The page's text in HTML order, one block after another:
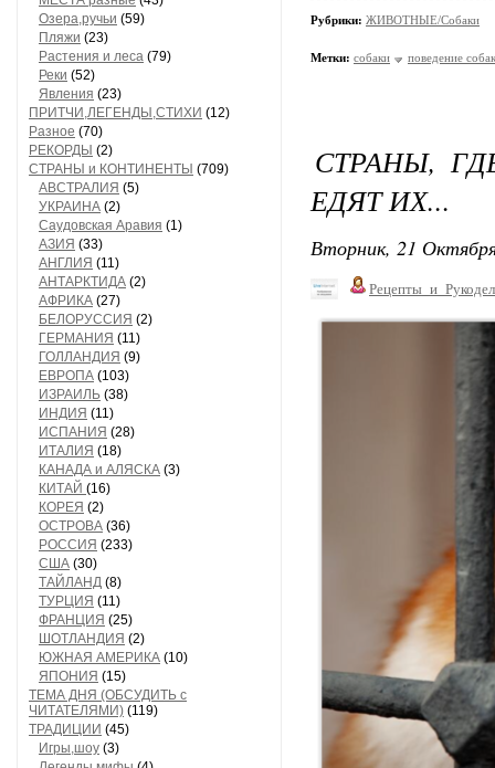
Озера,ручьи (59)
Пляжи (23)
Растения и леса (79)
Реки (52)
Явления (23)
ПРИТЧИ,ЛЕГЕНДЫ,СТИХИ (12)
Разное (70)
РЕКОРДЫ (2)
СТРАНЫ и КОНТИНЕНТЫ (709)
АВСТРАЛИЯ (5)
УКРАИНА (2)
Саудовская Аравия (1)
АЗИЯ (33)
АНГЛИЯ (11)
АНТАРКТИДА (2)
АФРИКА (27)
БЕЛОРУССИЯ (2)
ГЕРМАНИЯ (11)
ГОЛЛАНДИЯ (9)
ЕВРОПА (103)
ИЗРАИЛЬ (38)
ИНДИЯ (11)
ИСПАНИЯ (28)
ИТАЛИЯ (18)
КАНАДА и АЛЯСКА (3)
КИТАЙ (16)
КОРЕЯ (2)
ОСТРОВА (36)
РОССИЯ (233)
США (30)
ТАЙЛАНД (8)
ТУРЦИЯ (11)
ФРАНЦИЯ (25)
ШОТЛАНДИЯ (2)
ЮЖНАЯ АМЕРИКА (10)
ЯПОНИЯ (15)
ТЕМА ДНЯ (ОБСУДИТЬ с
ЧИТАТЕЛЯМИ) (119)
ТРАДИЦИИ (45)
Игры,шоу (3)
Рубрики: ЖИВОТНЫЕ/Собаки
Метки: собаки поведение собак
СТРАНЫ,
ЕДЯТ ИХ...
Вторник, 21